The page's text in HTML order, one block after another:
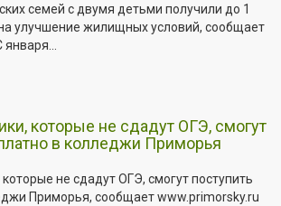
семей с двумя детьми получили до 1
улучшение жилищных условий, сообщает
которые не сдадут ОГЭ, смогут
в колледжи Приморья
не сдадут ОГЭ, смогут поступить
Приморья, сообщает www.primorsky.ru